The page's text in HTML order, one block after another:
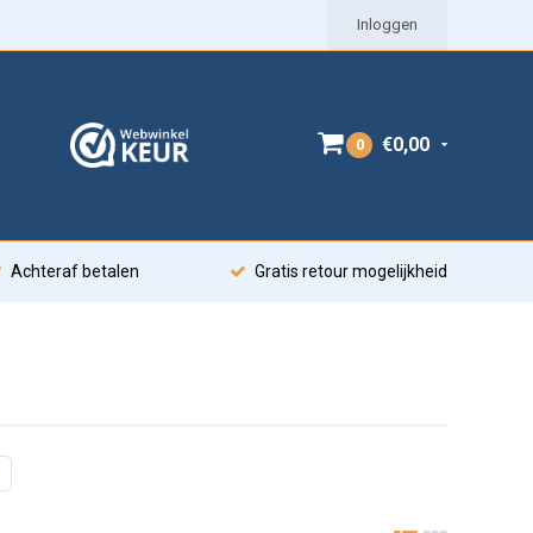
Inloggen
0 €0,00
Achteraf betalen Gratis retour mogelijkheid